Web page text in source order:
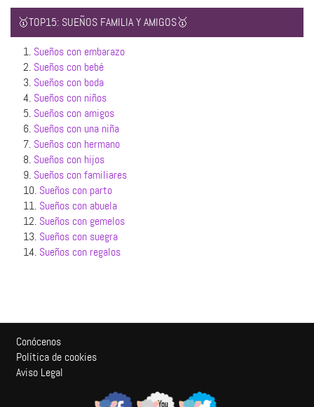
🥇TOP15: SUEÑOS FAMILIA Y AMIGOS🥇
1. Sueños con embarazo
2. Sueños con bebé
3. Sueños con boda
4. Sueños con niños
5. Sueños con amigos
6. Sueños con una niña
7. Sueños con hermano
8. Sueños con hijos
9. Sueños con familiares
10. Sueños con parto
11. Sueños con abuela
12. Sueños con gemelos
13. Sueños con suegra
14. Sueños con regalos
Conócenos
Política de cookies
Aviso Legal